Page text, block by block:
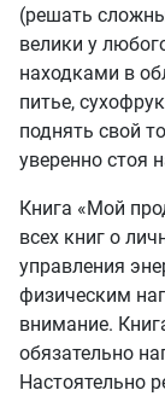
(решать
велики у
находками в
питье,
поднять свой
уверенно стоя
Книга «Мой
всех книг о
управления
физическим
внимание.
обязательно
Настоятельно